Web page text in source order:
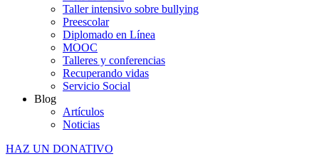
Taller intensivo sobre bullying
Preescolar
Diplomado en Línea
MOOC
Talleres y conferencias
Recuperando vidas
Servicio Social
Blog
Artículos
Noticias
HAZ UN DONATIVO